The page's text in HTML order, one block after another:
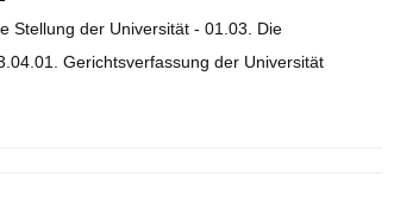
Stellung der Universität - 01.03. Die
Gerichtsverfassung der Universität